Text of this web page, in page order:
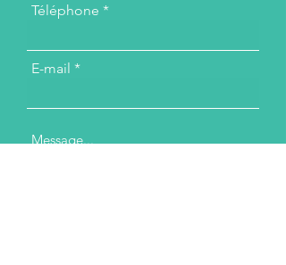
Téléphone
E-mail
Message...